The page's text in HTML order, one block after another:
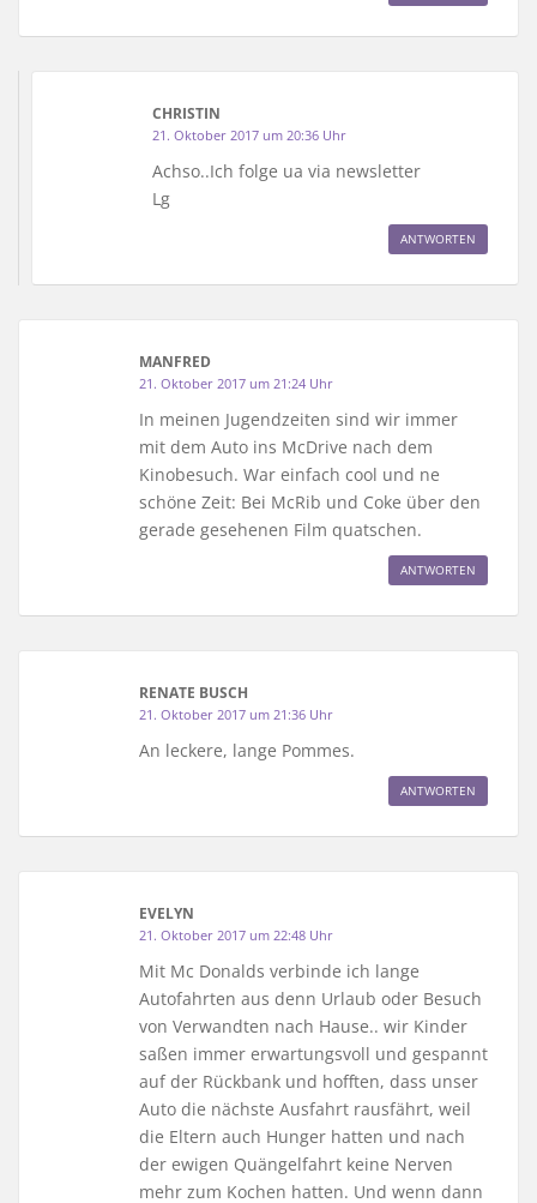
CHRISTIN
21. Oktober 2017 um 20:36 Uhr
Achso..Ich folge ua via newsletter
Lg
ANTWORTEN
MANFRED
21. Oktober 2017 um 21:24 Uhr
In meinen Jugendzeiten sind wir immer
mit dem Auto ins McDrive nach dem
Kinobesuch. War einfach cool und ne
schöne Zeit: Bei McRib und Coke über den
gerade gesehenen Film quatschen.
ANTWORTEN
RENATE BUSCH
21. Oktober 2017 um 21:36 Uhr
An leckere, lange Pommes.
ANTWORTEN
EVELYN
21. Oktober 2017 um 22:48 Uhr
Mit Mc Donalds verbinde ich lange
Autofahrten aus denn Urlaub oder Besuch
von Verwandten nach Hause.. wir Kinder
saßen immer erwartungsvoll und gespannt
auf der Rückbank und hofften, dass unser
Auto die nächste Ausfahrt rausfährt, weil
die Eltern auch Hunger hatten und nach
der ewigen Quängelfahrt keine Nerven
mehr zum Kochen hatten. Und wenn dann